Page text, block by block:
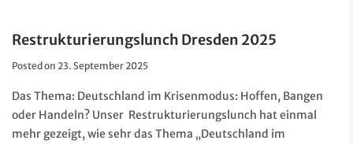
Restrukturierungslunch Dresden 2025
Posted on 23. September 2025
Das Thema: Deutschland im Krisenmodus: Hoffen, Bangen
oder Handeln? Unser Restrukturierungslunch hat einmal
mehr gezeigt, wie sehr das Thema „Deutschland im